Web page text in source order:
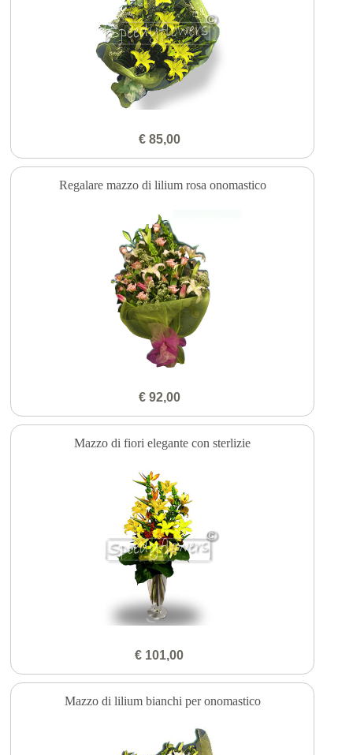
€ 85,00
Regalare mazzo di lilium rosa onomastico
€ 92,00
Mazzo di fiori elegante con sterlizie
€ 101,00
Mazzo di lilium bianchi per onomastico